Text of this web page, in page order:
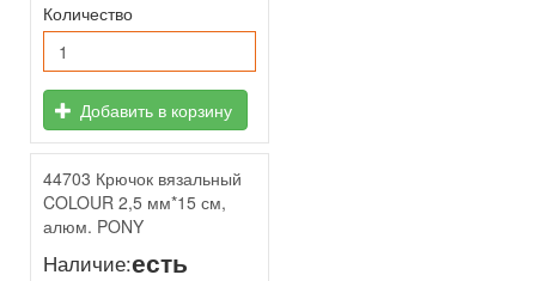
Количество
Добавить в корзину
44703 Крючок вязальный
COLOUR 2,5 мм*15 см,
алюм. PONY
Наличие:есть